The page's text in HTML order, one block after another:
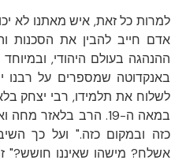
למרות כל זאת, איש מאתנו לא
אדם חייב להבין את הסכנות
ההנהגה בעולם היהודי,
באנקדוטה שמספרים על רבנו
לשלוח את תלמידו, רבי יצחק
במאה ה-19. הרב בלאזר
כזה ובמקום כזה." ועל כך
אשלח? מישהו שאיננו חושש?"